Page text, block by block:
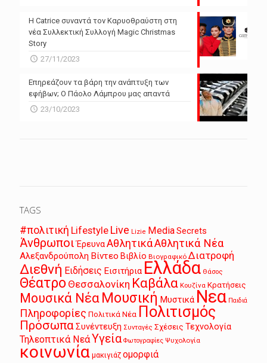
Η Catrice συναντά τον Καρυοθραύστη στη
νέα Συλλεκτική Συλλογή Magic Christmas
Story
27/11/2023
Επηρεάζουν τα βάρη την ανάπτυξη των
εφήβων; Ο Πάολο Λάμπρου μας απαντά
23/10/2023
TAGS
#πολιτική Lifestyle Live Lizie MediaSecrets
Άνθρωποι ΈρευναΑθλητικάΑθλητικά Νέα
Αλεξανδρούπολη Βίντεο Βιβλίο Βιογραφικό Διατροφή
Διεθνή Ειδήσεις Εισιτήρια Ελλάδα Θάσος
Θέατρο Θεσσαλονίκη Καβάλα Κουζίνα Κρατήσεις
Μουσικά Νέα Μουσική Μυστικά Νεα Παιδιά
Πληροφορίες Πολιτικά Νέα Πολιτισμός
ΠρόσωπαΣυνέντευξη Συνταγές Σχέσεις Τεχνολογία
Τηλεοπτικά ΝεάΥγεία Φωτογραφίες Ψυχολογία
κοινωνία μακιγιάζ ομορφιά